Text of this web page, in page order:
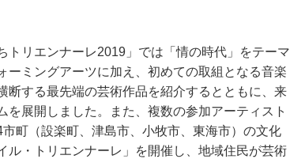
リエンナーレ2019」では「情の時代」をテーマ
ミングアーツに加え、初めての取組となる音楽
断する最先端の芸術作品を紹介するとともに、来
展開しました。また、複数の参加アーティスト
町（設楽町、津島市、小牧市、東海市）の文化
・トリエンナーレ」を開催し、地域住民が芸術